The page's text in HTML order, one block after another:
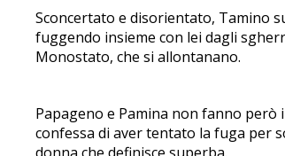
Sconcertato e disorientato, Tamino
fuggendo insieme con lei dagli
Monostato, che si allontanano.
Papageno e Pamina non fanno
confessa di aver tentato la fuga per